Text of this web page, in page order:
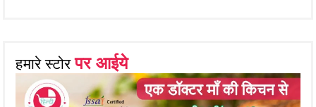
हमारे स्टोरपर आईये